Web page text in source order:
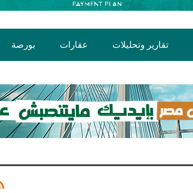
تقارير وتحليلات عقارات بورصة